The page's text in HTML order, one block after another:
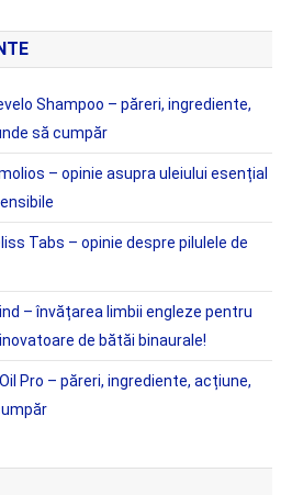
Shampoo – păreri, ingrediente,
să cumpăr
– opinie asupra uleiului esențial
Tabs – opinie despre pilulele de
– învățarea limbii engleze pentru
de bătăi binaurale!
Pro – păreri, ingrediente, acțiune,